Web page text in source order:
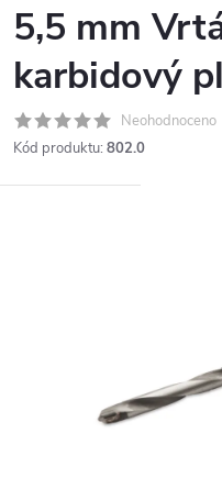
5,5 mm
karbidový
Neohodnoceno
Kód produktu: 802.0